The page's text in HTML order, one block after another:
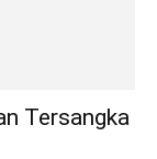
Tersangka